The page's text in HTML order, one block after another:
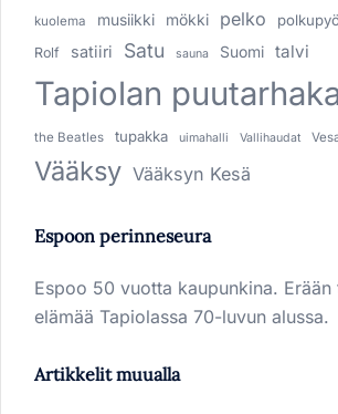
kuolema musiikki mökki pelko
Rolf satiiri Satu sauna Suomi talvi
Tapiolan
the Beatles tupakka uimahalli Vallihaudat
Vääksy Vääksyn Kesä
Espoon perinneseura
Espoo 50 vuotta kaupunkina. Erään
elämää Tapiolassa 70-luvun alussa.
Artikkelit muualla